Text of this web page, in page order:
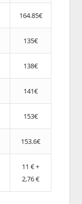
164.85€
135€
138€
141€
153€
153.6€
11 € +
2,76 €